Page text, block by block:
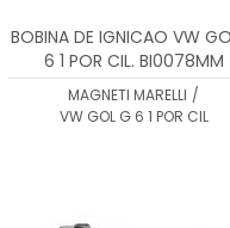
BOBINA DE IGNICAO VW
6 1 POR CIL. BI0078MM
MAGNETI MARELLI /
VW GOL G 6 1 POR CIL